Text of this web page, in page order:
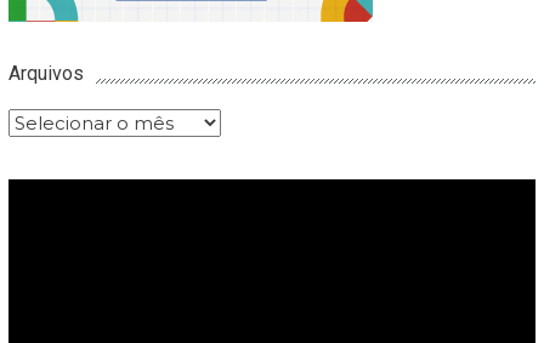
Arquivos
Arquivos